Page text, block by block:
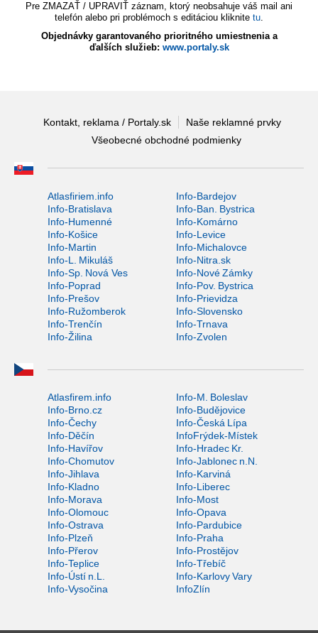
Pre ZMAZAŤ / UPRAVIŤ záznam, ktorý neobsahuje váš mail ani
telefón alebo pri problémoch s editáciou kliknite tu.
Objednávky garantovaného prioritného umiestnenia a
ďalších služieb: www.portaly.sk
Kontakt, reklama / Portaly.sk
Naše reklamné prvky
Všeobecné obchodné podmienky
Atlasfiriem.info
Info-Bardejov
Info-Bratislava
Info-Ban. Bystrica
Info-Humenné
Info-Komárno
Info-Košice
Info-Levice
Info-Martin
Info-Michalovce
Info-L. Mikuláš
Info-Nitra.sk
Info-Sp. Nová Ves
Info-Nové Zámky
Info-Poprad
Info-Pov. Bystrica
Info-Prešov
Info-Prievidza
Info-Ružomberok
Info-Slovensko
Info-Trenčín
Info-Trnava
Info-Žilina
Info-Zvolen
Atlasfirem.info
Info-M. Boleslav
Info-Brno.cz
Info-Budějovice
Info-Čechy
Info-Česká Lípa
Info-Děčín
InfoFrýdek-Místek
Info-Havířov
Info-Hradec Kr.
Info-Chomutov
Info-Jablonec n.N.
Info-Jihlava
Info-Karviná
Info-Kladno
Info-Liberec
Info-Morava
Info-Most
Info-Olomouc
Info-Opava
Info-Ostrava
Info-Pardubice
Info-Plzeň
Info-Praha
Info-Přerov
Info-Prostějov
Info-Teplice
Info-Třebíč
Info-Ústí n.L.
Info-Karlovy Vary
Info-Vysočina
InfoZlín